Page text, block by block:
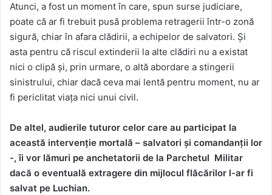
Atunci, a fost un moment în care, spun surse judiciare,
poate că ar fi trebuit pusă problema retragerii într-o zonă
sigură, chiar în afara clădirii, a echipelor de salvatori. Și
asta pentru că riscul extinderii la alte clădiri nu a existat
nici o clipă și, prin urmare, o altă abordare a stingerii
sinistrului, chiar dacă ceva mai lentă pentru moment, nu ar
fi periclitat viața nici unui civil.
De altel, audierile tuturor celor care au participat la
această intervenție mortală – salvatori și comandanții lor
-, îi vor lămuri pe anchetatorii de la Parchetul Militar
dacă o eventuală extragere din mijlocul flăcărilor l-ar fi
salvat pe Luchian.